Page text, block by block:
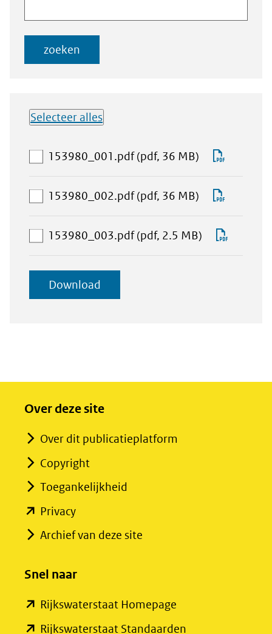
documenten
zoeken
Selecteer alles
downloadbare
153980_001.pdf(pdf, 36 MB) aan
selectie
153980_002.pdf(pdf, 36 MB) aan
selectie
153980_003.pdf(pdf, 2.5 MB) aan
Download
items
Over deze site
Over dit publicatieplatform
Copyright
Toegankelijkheid
Privacy(opent
in
venster)
naar
een
Archief van deze site
Snel naar
Rijkswaterstaat Homepage
in
Rijkswaterstaat Standaarden